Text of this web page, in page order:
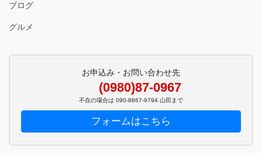
ブログ
グルメ
お申込み・お問い合わせ先
(0980)87-0967
不在の場合は 090-8867-9794 山田まで
フォームはこちら